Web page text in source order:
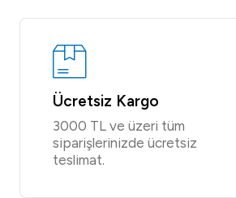
Ücretsiz Kargo
3000 TL ve üzeri tüm
siparişlerinizde ücretsiz
teslimat.